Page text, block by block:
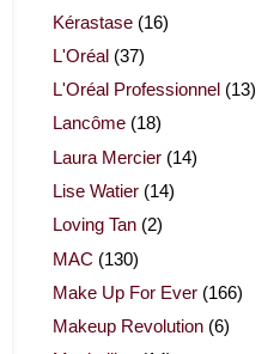
Kérastase (16)
L'Oréal (37)
L'Oréal Professionnel (13)
Lancôme (18)
Laura Mercier (14)
Lise Watier (14)
Loving Tan (2)
MAC (130)
Make Up For Ever (166)
Makeup Revolution (6)